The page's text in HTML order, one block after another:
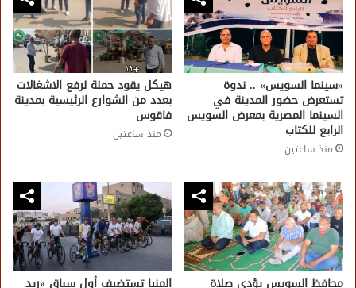
«سينما السويس» .. ندوة
تستعرض حضور المدينة في
السينما المصرية بمعرض السويس
الرابع للكتاب
منذ ساعتين
هيكل يقود حملة لرفع الاشغالات
بعدد من الشوارع الرئيسية بمدينة
فاقوس
منذ ساعتين